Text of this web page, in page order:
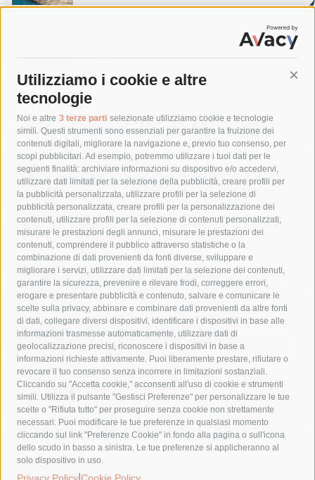
Utilizziamo i cookie e altre
tecnologie
Noi e altre 3 terze parti selezionate utilizziamo cookie e tecnologie
simili. Questi strumenti sono essenziali per garantire la fruizione dei
contenuti digitali, migliorare la navigazione e, previo tuo consenso, per
scopi pubblicitari. Ad esempio, potremmo utilizzare i tuoi dati per le
seguenti finalità: archiviare informazioni su dispositivo e/o accedervi,
utilizzare dati limitati per la selezione della pubblicità, creare profili per
la pubblicità personalizzata, utilizzare profili per la selezione di
pubblicità personalizzata, creare profili per la personalizzazione dei
contenuti, utilizzare profili per la selezione di contenuti personalizzati,
misurare le prestazioni degli annunci, misurare le prestazioni dei
contenuti, comprendere il pubblico attraverso statistiche o la
combinazione di dati provenienti da fonti diverse, sviluppare e
migliorare i servizi, utilizzare dati limitati per la selezione dei contenuti,
garantire la sicurezza, prevenire e rilevare frodi, correggere errori,
erogare e presentare pubblicità e contenuto, salvare e comunicare le
scelte sulla privacy, abbinare e combinare dati provenienti da altre fonti
di dati, collegare diversi dispositivi, identificare i dispositivi in base alle
informazioni trasmesse automaticamente, utilizzare dati di
geolocalizzazione precisi, riconoscere i dispositivi in base a
informazioni richieste attivamente. Puoi liberamente prestare, rifiutare o
revocare il tuo consenso senza incorrere in limitazioni sostanziali.
Cliccando su "Accetta cookie," acconsenti all'uso di cookie e strumenti
simili. Utilizza il pulsante "Gestisci Preferenze" per personalizzare le tue
scelte o "Rifiuta tutto" per proseguire senza cookie non strettamente
necessari. Puoi modificare le tue preferenze in qualsiasi momento
cliccando sul link "Preferenze Cookie" in fondo alla pagina o sull'icona
dello scudo in basso a sinistra. Le tue preferenze si applicheranno al
solo dispositivo in uso.
Privacy Policy Cookie Policy
Sorrento. Le denunce: Bivacchi e rifiuti
8 Agosto 2026
Tag
acqua allerta meteo
anas
area marina protetta di punta campanella
arresto
Asl Napoli 3 sud
capitaneria di porto capri
carabinieri
castellammare di stabia
circumvesuviana
comune di sorrento
concerto
contagi
costiera amalfitana
covid-19 eav
elezioni
fondazione sorrento
gori guardia costiera
incidente
lavori
lorenzo balducelli mare
massa lubrense
massimo coppola
Meta napoli
ordinanza
penisola sorrentina
piano di sorrento
polizia municipale
protezione civile
Regione Campania
sant'agnello
sindaco cuomo
sorrento studenti temporali
treni
turismo
Vico Equense villa fiorentino vincenzo de luca
© 2015 SorrentoPress. All rights reserved.